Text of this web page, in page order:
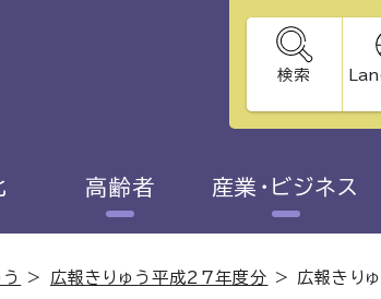
検索
高齢者 産業・ビジネス
> 広報きりゅう平成27年度分 > 広報きり